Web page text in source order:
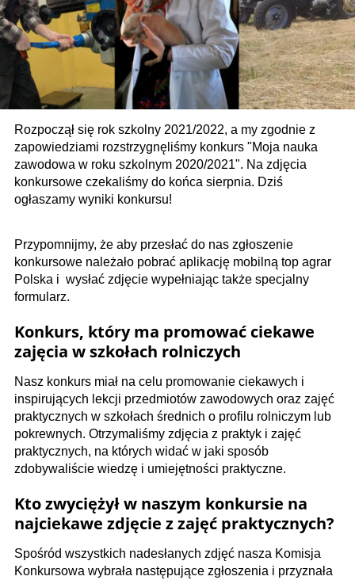
Rozpoczął się rok szkolny 2021/2022, a my zgodnie z
zapowiedziami rozstrzygnęliśmy konkurs "Moja nauka
zawodowa w roku szkolnym 2020/2021". Na zdjęcia
konkursowe czekaliśmy do końca sierpnia. Dziś
ogłaszamy wyniki konkursu!
Przypomnijmy, że aby przesłać do nas zgłoszenie
konkursowe należało pobrać aplikację mobilną top agrar
Polska i wysłać zdjęcie wypełniając także specjalny
formularz.
Konkurs, który ma promować ciekawe
zajęcia w szkołach rolniczych
Nasz konkurs miał na celu promowanie ciekawych i
inspirujących lekcji przedmiotów zawodowych oraz zajęć
praktycznych w szkołach średnich o profilu rolniczym lub
pokrewnych. Otrzymaliśmy zdjęcia z praktyk i zajęć
praktycznych, na których widać w jaki sposób
zdobywaliście wiedzę i umiejętności praktyczne.
Kto zwyciężył w naszym konkursie na
najciekawe zdjęcie z zajęć praktycznych?
Spośród wszystkich nadesłanych zdjęć nasza Komisja
Konkursowa wybrała następujące zgłoszenia i przyznała